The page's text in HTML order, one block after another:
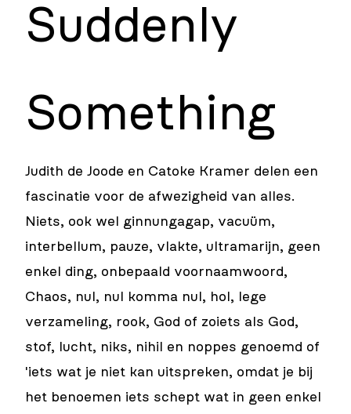
Suddenly
Something
Judith de Joode en Catoke Kramer delen een
fascinatie voor de afwezigheid van alles.
Niets, ook wel ginnungagap, vacuüm,
interbellum, pauze, vlakte, ultramarijn, geen
enkel ding, onbepaald voornaamwoord,
Chaos, nul, nul komma nul, hol, lege
verzameling, rook, God of zoiets als God,
stof, lucht, niks, nihil en noppes genoemd of
'iets wat je niet kan uitspreken, omdat je bij
het benoemen iets schept wat in geen enkel